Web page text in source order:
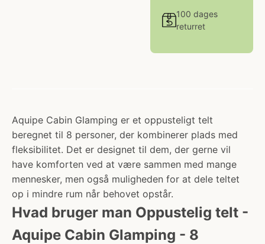
100 dages
returret
Aquipe Cabin Glamping er et oppusteligt telt
beregnet til 8 personer, der kombinerer plads med
fleksibilitet. Det er designet til dem, der gerne vil
have komforten ved at være sammen med mange
mennesker, men også muligheden for at dele teltet
op i mindre rum når behovet opstår.
Hvad bruger man Oppustelig telt -
Aquipe Cabin Glamping - 8